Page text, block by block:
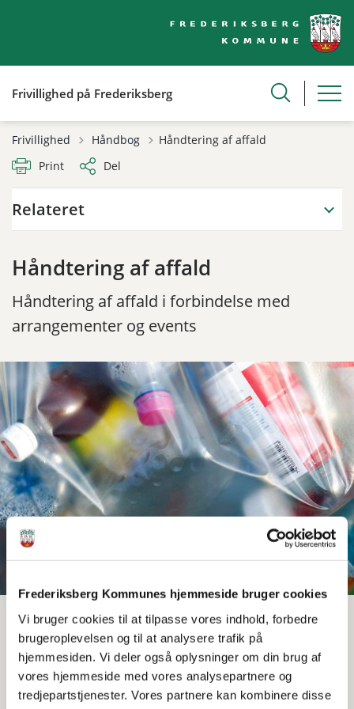
Frederiksberg Kommunes hjemmeside bruger cookies
Vi bruger cookies til at tilpasse vores indhold, forbedre
brugeroplevelsen og til at analysere trafik på
hjemmesiden. Vi deler også oplysninger om din brug af
vores hjemmeside med vores analysepartnere og
tredjepartstjenester. Vores partnere kan kombinere disse
Frivillighed på Frederiksberg
Frivillighed Tilbage til
Håndbog
Håndtering af affald
Print
Del
Relateret
Håndtering af affald
Håndtering af affald i forbindelse med
arrangementer og events
Print Del
I skal sørge for, at man kan sortere affald til jeres